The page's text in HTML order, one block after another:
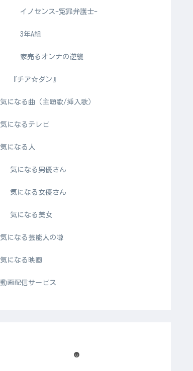
イノセンス-冤罪弁護士-
3年A組
家売るオンナの逆襲
『チア☆ダン』
気になる曲（主題歌/挿入歌）
気になるテレビ
気になる人
気になる男優さん
気になる女優さん
気になる美女
気になる芸能人の噂
気になる映画
動画配信サービス
☻